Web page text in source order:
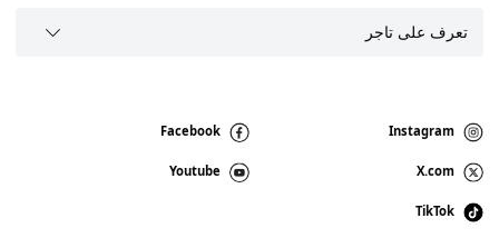
تعرف على تاجر
Instagram
Facebook
X.com
Youtube
TikTok